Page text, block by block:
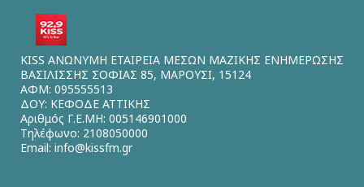
KISS ΑΝΩΝΥΜΗ ΕΤΑΙΡΕΙΑ ΜΕΣΩΝ ΜΑΖΙΚΗΣ ΕΝΗΜΕΡΩΣΗΣ
ΒΑΣΙΛΙΣΣΗΣ ΣΟΦΙΑΣ 85, ΜΑΡΟΥΣΙ, 15124
ΑΦΜ: 095555513
ΔΟΥ: ΚΕΦΟΔΕ ΑΤΤΙΚΗΣ
Αριθμός Γ.Ε.ΜΗ: 005146901000
Τηλέφωνο: 2108050000
Email: info@kissfm.gr